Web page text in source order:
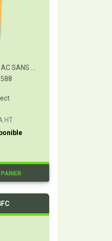
PINCE DE COURANT AC SANS FIL FC
HT